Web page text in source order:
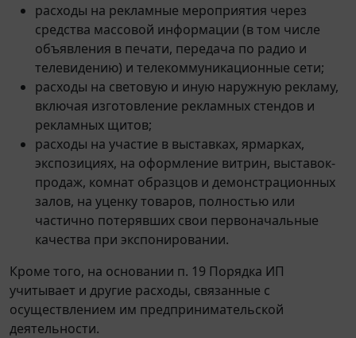
расходы на рекламные мероприятия через
средства массовой информации (в том числе
объявления в печати, передача по радио и
телевидению) и телекоммуникационные сети;
расходы на световую и иную наружную рекламу,
включая изготовление рекламных стендов и
рекламных щитов;
расходы на участие в выставках, ярмарках,
экспозициях, на оформление витрин, выставок-
продаж, комнат образцов и демонстрационных
залов, на уценку товаров, полностью или
частично потерявших свои первоначальные
качества при экспонировании.
Кроме того, на основании п. 19 Порядка ИП
учитывает и другие расходы, связанные с
осуществлением им предпринимательской
деятельности.